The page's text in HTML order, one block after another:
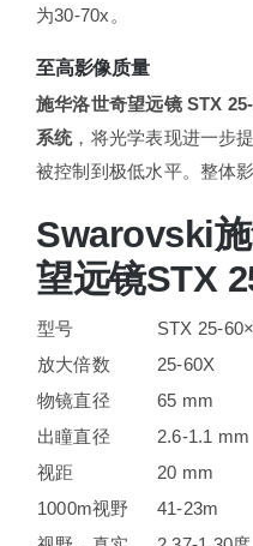
为30-70x。
至高影像质量
施华洛世奇望远镜 STX
系统，将光学表现进一步
被控制到极低水平。整体
Swarovski
望远镜STX
型号
STX 25-
放大倍数
25-60X
物镜直径
65 mm
出瞳直径
2.6-1.1 mm
视距
20 mm
1000m视野
41-23m